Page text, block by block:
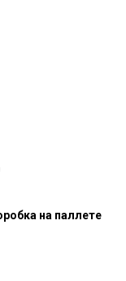
на паллете